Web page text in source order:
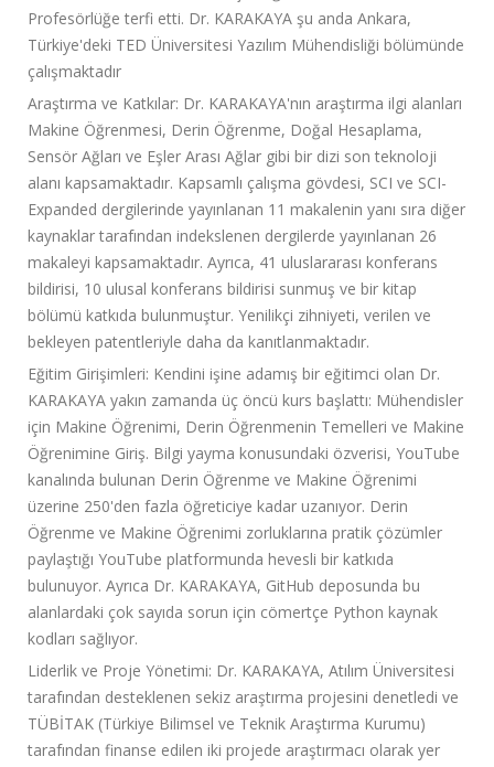
Profesörlüğe terfi etti. Dr. KARAKAYA şu anda Ankara,
Türkiye'deki TED Üniversitesi Yazılım Mühendisliği bölümünde
çalışmaktadır
Araştırma ve Katkılar: Dr. KARAKAYA'nın araştırma ilgi alanları
Makine Öğrenmesi, Derin Öğrenme, Doğal Hesaplama,
Sensör Ağları ve Eşler Arası Ağlar gibi bir dizi son teknoloji
alanı kapsamaktadır. Kapsamlı çalışma gövdesi, SCI ve SCI-
Expanded dergilerinde yayınlanan 11 makalenin yanı sıra diğer
kaynaklar tarafından indekslenen dergilerde yayınlanan 26
makaleyi kapsamaktadır. Ayrıca, 41 uluslararası konferans
bildirisi, 10 ulusal konferans bildirisi sunmuş ve bir kitap
bölümü katkıda bulunmuştur. Yenilikçi zihniyeti, verilen ve
bekleyen patentleriyle daha da kanıtlanmaktadır.
Eğitim Girişimleri: Kendini işine adamış bir eğitimci olan Dr.
KARAKAYA yakın zamanda üç öncü kurs başlattı: Mühendisler
için Makine Öğrenimi, Derin Öğrenmenin Temelleri ve Makine
Öğrenimine Giriş. Bilgi yayma konusundaki özverisi, YouTube
kanalında bulunan Derin Öğrenme ve Makine Öğrenimi
üzerine 250'den fazla öğreticiye kadar uzanıyor. Derin
Öğrenme ve Makine Öğrenimi zorluklarına pratik çözümler
paylaştığı YouTube platformunda hevesli bir katkıda
bulunuyor. Ayrıca Dr. KARAKAYA, GitHub deposunda bu
alanlardaki çok sayıda sorun için cömertçe Python kaynak
kodları sağlıyor.
Liderlik ve Proje Yönetimi: Dr. KARAKAYA, Atılım Üniversitesi
tarafından desteklenen sekiz araştırma projesini denetledi ve
TÜBİTAK (Türkiye Bilimsel ve Teknik Araştırma Kurumu)
tarafından finanse edilen iki projede araştırmacı olarak yer